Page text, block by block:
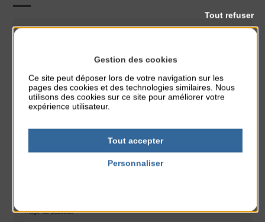
À noter aussi
Plage du passous
Gestion des cookies
Ce site peut déposer lors de votre navigation sur les
pages des cookies et des technologies similaires. Nous
utilisons des cookies sur ce site pour améliorer votre
expérience utilisateur.
Tout accepter
Tout refuser
Personnaliser